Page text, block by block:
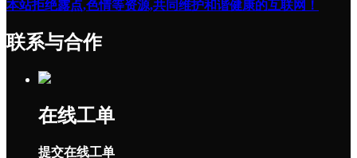
本站拒绝露点,色情等资源,共同维护和谐健康的互联网！
联系与合作
在线工单
提交在线工单